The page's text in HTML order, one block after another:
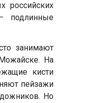
российских
подлинные
занимают
На
кисти
пейзажи
Но